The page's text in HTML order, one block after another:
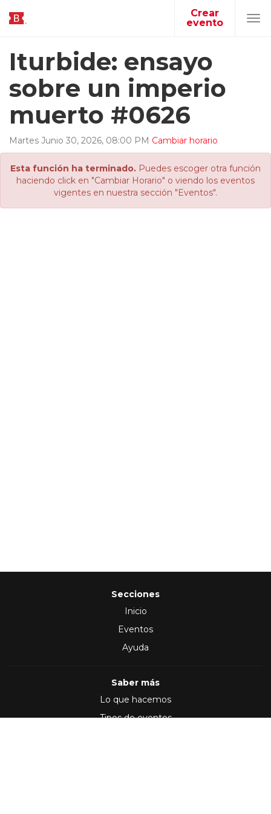
Crear
evento
Iturbide: ensayo
sobre un imperio
muerto #0626
Martes Junio 30, 2026, 08:00 PM Cambiar horario
Esta función ha terminado. Puedes escoger otra función
haciendo click en "Cambiar Horario" o viendo los eventos
vigentes en nuestra sección "Eventos".
Secciones
Inicio
Eventos
Ayuda
Saber más
Lo que hacemos
Tipos de eventos